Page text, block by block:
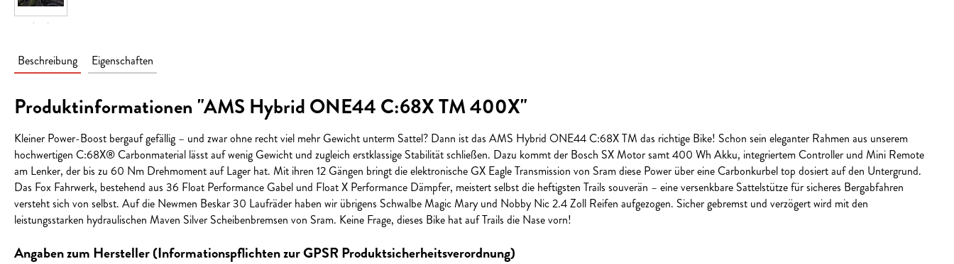
Beschreibung Eigenschaften
Produktinformationen "AMS Hybrid ONE44 C:68X TM 400X"
Kleiner Power-Boost bergauf gefällig – und zwar ohne recht viel mehr Gewicht unterm Sattel? Dann ist das AMS Hybrid ONE44 C:68X TM das richtige Bike! Schon sein eleganter Rahmen aus unserem
hochwertigen C:68X® Carbonmaterial lässt auf wenig Gewicht und zugleich erstklassige Stabilität schließen. Dazu kommt der Bosch SX Motor samt 400 Wh Akku, integriertem Controller und Mini Remote
am Lenker, der bis zu 60 Nm Drehmoment auf Lager hat. Mit ihren 12 Gängen bringt die elektronische GX Eagle Transmission von Sram diese Power über eine Carbonkurbel top dosiert auf den Untergrund.
Das Fox Fahrwerk, bestehend aus 36 Float Performance Gabel und Float X Performance Dämpfer, meistert selbst die heftigsten Trails souverän – eine versenkbare Sattelstütze für sicheres Bergabfahren
versteht sich von selbst. Auf die Newmen Beskar 30 Laufräder haben wir übrigens Schwalbe Magic Mary und Nobby Nic 2.4 Zoll Reifen aufgezogen. Sicher gebremst und verzögert wird mit den
leistungsstarken hydraulischen Maven Silver Scheibenbremsen von Sram. Keine Frage, dieses Bike hat auf Trails die Nase vorn!
Angaben zum Hersteller (Informationspflichten zur GPSR Produktsicherheitsverordnung)